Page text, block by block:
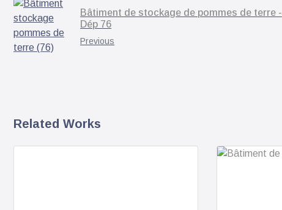
Bâtiment de stockage de pommes de terre -
Dép 76
Previous
Related Works